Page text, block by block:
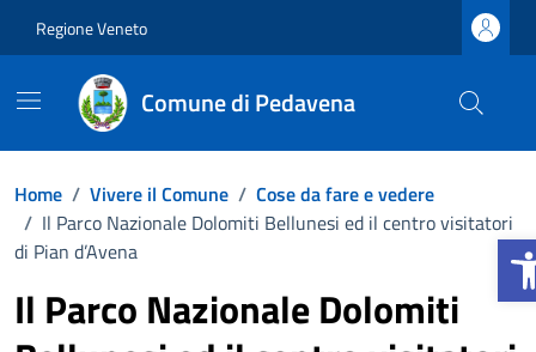
Regione Veneto
Comune di Pedavena
Home / Vivere il Comune / Cose da fare e vedere
/ Il Parco Nazionale Dolomiti Bellunesi ed il centro visitatori
di Pian d’Avena
Il Parco Nazionale Dolomiti